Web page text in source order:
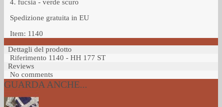
4. fucsia - verde scuro
Spedizione gratuita in EU
Item: 1140
Dettagli del prodotto
Riferimento 1140 - HH 177 ST
Reviews
No comments
GUARDA ANCHE...